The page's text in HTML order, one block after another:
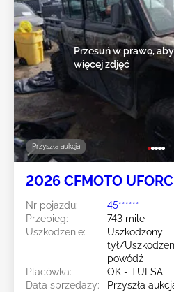
Przyszła aukcja
Przesuń w prawo,
więcej zdjęć
2026 CFMOTO
Nr pojazdu:
45******
Przebieg:
743 mile
Uszkodzenie:
Uszkodzony
tył/
powódź
Placówka:
OK - TULSA
Data sprzedaży:
Przyszła